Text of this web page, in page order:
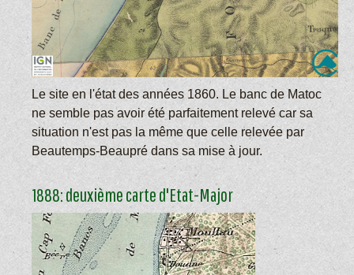
Le site en l'état des années 1860. Le banc de Matoc
ne semble pas avoir été parfaitement relevé car sa
situation n'est pas la même que celle relevée par
Beautemps-Beaupré dans sa mise à jour.
1888: deuxième carte d'Etat-Major